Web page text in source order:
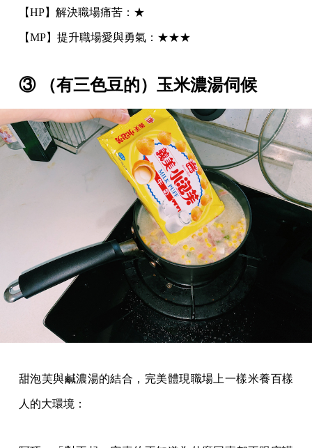
【HP】解決職場痛苦：★
【MP】提升職場愛與勇氣：★★★
③ （有三色豆的）玉米濃湯伺候
甜泡芙與鹹濃湯的結合，完美體現職場上一樣米養百樣
人的大環境：